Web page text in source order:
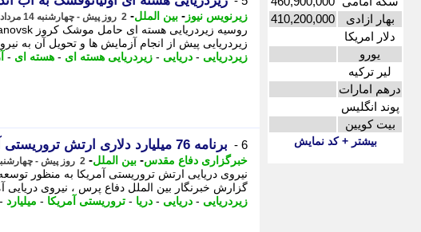
بهار ازادی
410,200,000
دلار امریکا
یورو
لیر ترکیه
درهم امارات
پوند انگلیس
بیت کویین
بیشتر + کد نمایش
زیرنویس نیوز - بین الملل- 2 روز پیش - چهارشنبه 14 مرداد 1405، 19:23
زیردریایی پیش از انجام آزمایش ها و تحویل آن به
زیردریایی - دریایی - زیردریایی هسته ای - هسته ای -
6 - برنامه 76 میلیارد دلاری ارتش تروریستی آمریکا برای توسعه تهدید هسته ای در دریا
خبرگزاری دفاع مقدس- بین الملل- 2 روز پیش - چهارشنبه 14 مرداد 1405، 13:05
گزارش خبرنگار بین الملل دفاع پرس ، نیروی دریایی
زیردریایی - دریایی - دریا - تروریستی آمریکا - میلیارد -